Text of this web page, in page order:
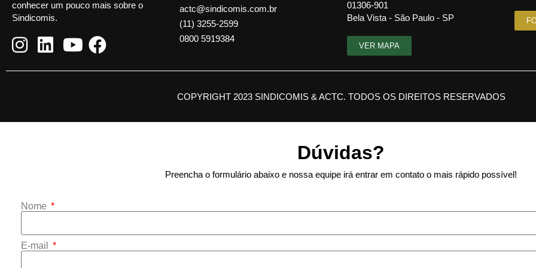
conhecer um pouco mais sobre o
Sindicomis.
actc@sindicomis.com.br
(11) 3255-2599
0800 5919384
01306-901
Bela Vista - São Paulo - SP
VER MAPA
COPYRIGHT 2023 SINDICOMIS & ACTC. TODOS OS DIREITOS RESERVADOS
Dúvidas?
Preencha o formulário abaixo e nossa equipe irá entrar em contato o mais rápido possível!
Nome
E-mail